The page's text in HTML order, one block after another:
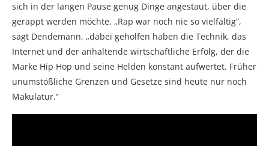
sich in der langen Pause genug Dinge angestaut, über die
gerappt werden möchte. „Rap war noch nie so vielfältig“,
sagt Dendemann, „dabei geholfen haben die Technik, das
Internet und der anhaltende wirtschaftliche Erfolg, der die
Marke Hip Hop und seine Helden konstant aufwertet. Früher
unumstößliche Grenzen und Gesetze sind heute nur noch
Makulatur.“